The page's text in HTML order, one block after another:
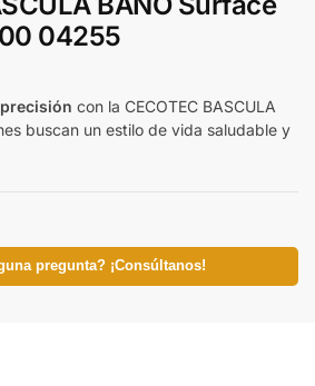
04255
con la CECOTEC BASCULA
buscan un estilo de vida saludable y
pregunta? ¡Consúltanos!